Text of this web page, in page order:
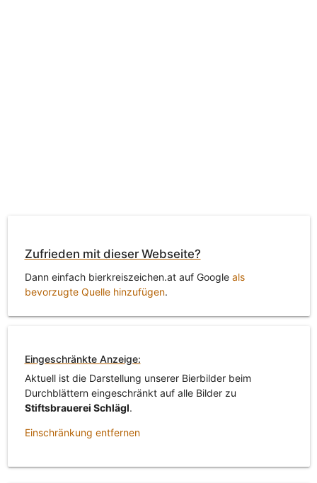
Zufrieden mit dieser Webseite?
Dann einfach bierkreiszeichen.at auf Google als
bevorzugte Quelle hinzufügen.
Eingeschränkte Anzeige:
Aktuell ist die Darstellung unserer Bierbilder beim
Durchblättern eingeschränkt auf alle Bilder zu
Stiftsbrauerei Schlägl.
Einschränkung entfernen